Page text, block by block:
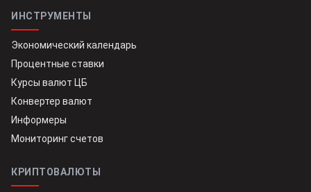
ИНСТРУМЕНТЫ
Экономический календарь
Процентные ставки
Курсы валют ЦБ
Конвертер валют
Информеры
Мониторинг счетов
КРИПТОВАЛЮТЫ